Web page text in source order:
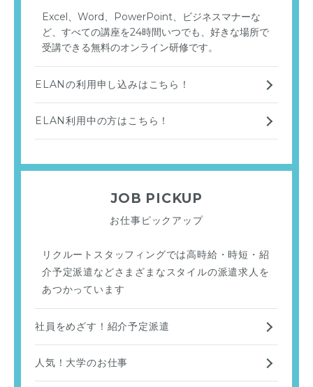
Excel、Word、PowerPoint、ビジネスマナーな
ど、すべての講座を24時間いつでも、好きな場所で
受講できる無料のオンライン研修です。
ELANの利用申し込みはこちら！
ELAN利用中の方はこちら！
JOB PICKUP
お仕事ピックアップ
リクルートスタッフィングでは高時給・時短・紹
介予定派遣などさまざまなスタイルの派遣求人を
あつかっています
社員をめざす！紹介予定派遣
人気！大学のお仕事